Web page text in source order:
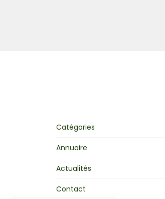
Catégories
Annuaire
Actualités
Contact